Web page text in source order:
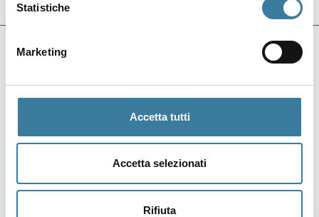
Statistiche
Marketing
Accetta tutti
Accetta selezionati
Rifiuta
Comune di Pantelleria
P.zza Cavour - 91017, Pantelleria
info@visitpantelleriaisland.it